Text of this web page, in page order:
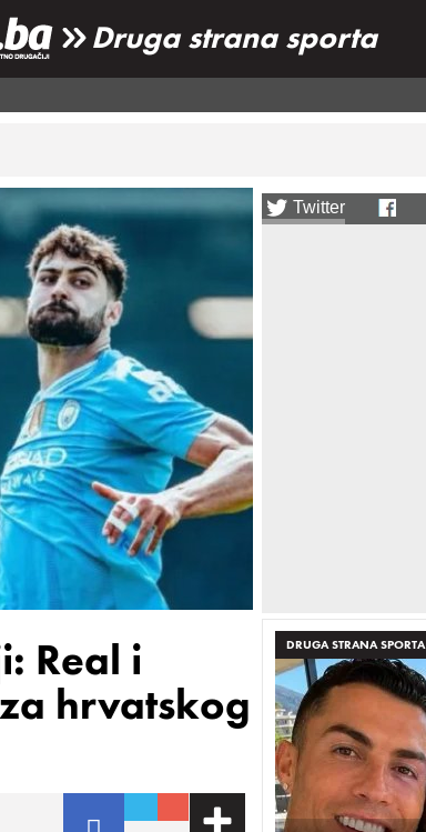
Druga strana sporta
Real i
hrvatskog
Twitter
DRUGA STRANA SPORTA